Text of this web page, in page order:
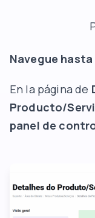
Navegue
En la página de
Producto/
panel de